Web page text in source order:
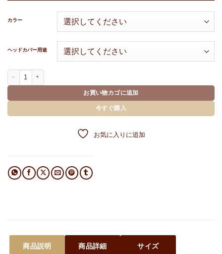
カラー
ヘッドカバー用途
LUX CF | WOOD COVER（単品）個
お買い物カゴに追加
今すぐ購入
お気に入りに追加
商品説明 商品詳細 サイズ